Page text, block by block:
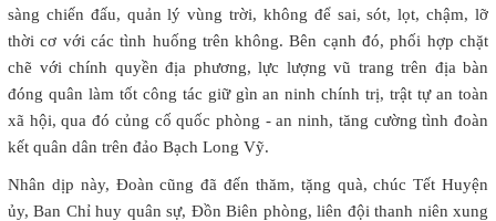
sàng chiến đấu, quản lý vùng trời, không để sai, sót, lọt, chậm, lỡ
thời cơ với các tình huống trên không. Bên cạnh đó, phối hợp chặt
chẽ với chính quyền địa phương, lực lượng vũ trang trên địa bàn
đóng quân làm tốt công tác giữ gìn an ninh chính trị, trật tự an toàn
xã hội, qua đó củng cố quốc phòng - an ninh, tăng cường tình đoàn
kết quân dân trên đảo Bạch Long Vỹ.
Nhân dịp này, Đoàn cũng đã đến thăm, tặng quà, chúc Tết Huyện
ủy, Ban Chỉ huy quân sự, Đồn Biên phòng, liên đội thanh niên xung